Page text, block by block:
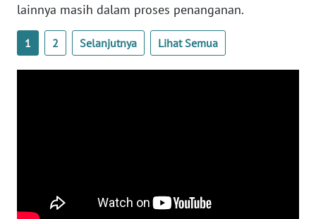
lainnya masih dalam proses penanganan.
1 2 Selanjutnya Lihat Semua
SUMBAR
LAMPUNG